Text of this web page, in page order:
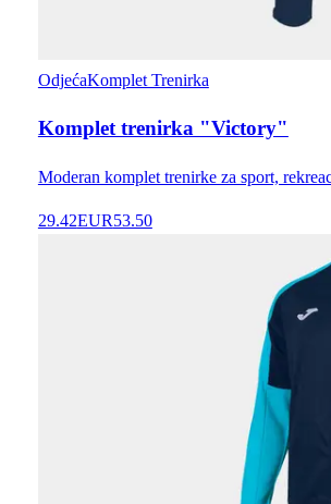
OdjećaKomplet Trenirka
Komplet trenirka "Victory"
Moderan komplet trenirke za sport,
29.42EUR53.50